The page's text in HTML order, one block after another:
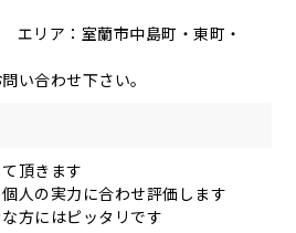
リア：室蘭市中島町・東町・
い合わせ下さい。
頂きます
人の実力に合わせ評価します
方にはピッタリです